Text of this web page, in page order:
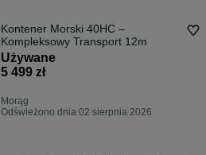
Kontener Morski 40HC –
Kompleksowy Transport 12m
Używane
5 499 zł
Morąg
Odświeżono dnia 02 sierpnia 2026